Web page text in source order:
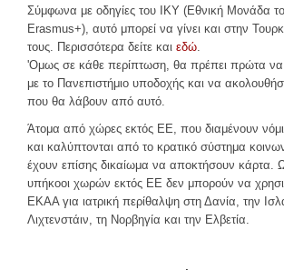
Σύμφωνα με οδηγίες του ΙΚΥ (Εθνική Μονάδα
Erasmus+), αυτό μπορεί να γίνει και στην
τους. Περισσότερα δείτε και εδώ.
'Ομως σε κάθε περίπτωση, θα πρέπει πρώτα να
με το Πανεπιστήμιο υποδοχής και να
που θα λάβουν από αυτό.
Άτομα από χώρες εκτός ΕΕ, που διαμένουν
και καλύπτονται από το κρατικό σύστημα
έχουν επίσης δικαίωμα να αποκτήσουν κάρτα.
υπήκοοι χωρών εκτός ΕΕ δεν μπορούν να
ΕΚΑΑ για ιατρική περίθαλψη στη Δανία, την
Λιχτενστάιν, τη Νορβηγία και την Ελβετία.